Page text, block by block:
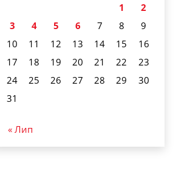
1
2
3
4 5 6 7 8
9
10
11 12 13 14 15
16
17
18 19 20 21 22
23
24
25 26 27 28 29
30
31
« Лип